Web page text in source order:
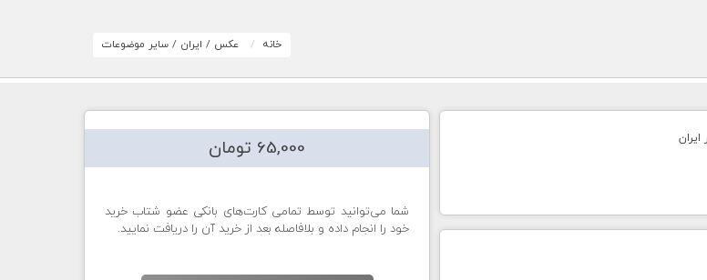
خانه عکس / ایران / سایر موضوعات
65,000 تومان
شما می‌توانید توسط تمامی کارت‌های بانکی عضو شتاب خرید
خود را انجام داده و بلافاصله بعد از خرید آن را دریافت نمایید.